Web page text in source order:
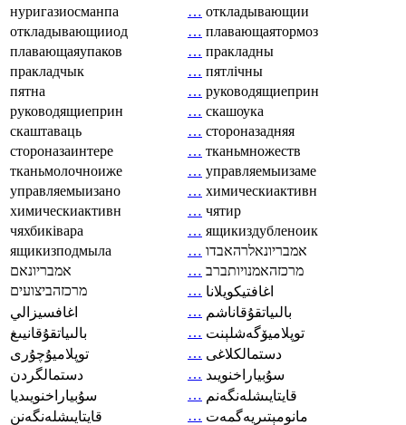
нуригазиосманпа
… откладывающии
откладывающииод
… плавающаятормоз
плавающаяупаков
… пракладны
пракладчык
… пятлічны
пятна
… руководящиеприн
руководящиеприн
… скашоука
скаштаваць
… стороназадняя
стороназаинтере
… тканьмножеств
тканьмолочноиже
… управляемыизаме
управляемыизано
… химическиактивн
химическиактивн
… чятир
чяхбиківара
… ящикиздубленоик
ящикизподмыла
… אמבריונאלרהאבדו
אמבריונאם
… מרכזהאמנויותברב
מרכזהביצועים
… اغافتيكويلانا
اغافسيزالي
… بالىياتقۇقاناشم
بالىياتقۇقانيىغ
… توپلاميۆگەشلېنت
توپلاميۇچۇرى
… دستمالکلاغی
دستمالگردن
… سۇبياراخنويىد
سۇبياراخنويىديا
… قايتايىشلەنگەنم
قايتايىشلەنگەنن
… مانومېتىريەگمەت